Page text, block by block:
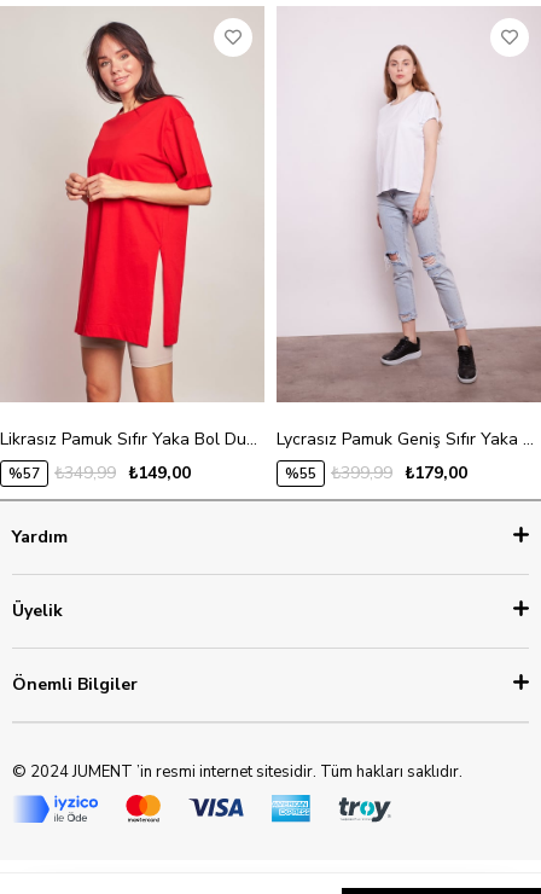
Likrasız Pamuk Sıfır Yaka Bol Duble Kol Yan Yırtmaçlı Oversize Tshirt- -Kırmızı
%57 ₺149,00
₺349,99
Lycrasız Pamuk Geniş Sıfır Yaka Düşük Omuzlu Kolları Bağcıklı T-Shirt -Beyaz
%55 ₺179,00
₺399,99
Yardım
Üyelik
Önemli Bilgiler
© 2024 JUMENT ’in resmi internet sitesidir. Tüm hakları saklıdır.